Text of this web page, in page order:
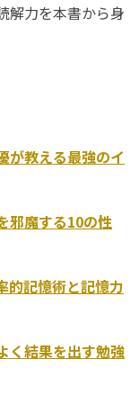
解力を本書から身
教える最強のイ
邪魔する10の性
記憶術と記憶力
く結果を出す勉強